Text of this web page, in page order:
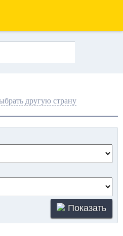
другую страну
Показать